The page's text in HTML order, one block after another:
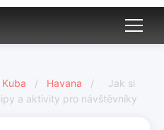
Kuba / Havana /
Jak si
a aktivity pro návštěvníky